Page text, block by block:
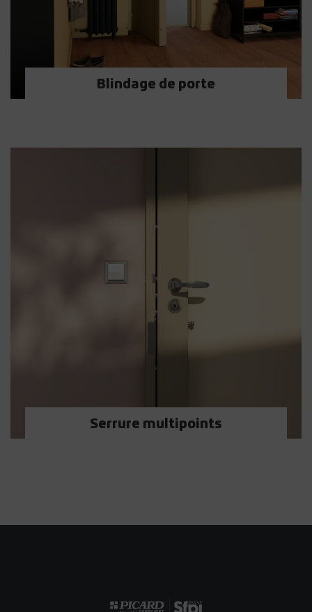
Blindage de porte
Serrure multipoints